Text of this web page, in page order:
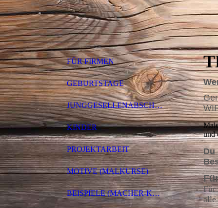
FÜR FIRMEN
GEBURTSTAGE
JUNGGESELLENABSCHIEDE
KINDER
PROJEKTARBEIT
MOTIVE (MALKURSE)
BEISPIELE (MACHER-KURSE)
und
Du
Für
alle